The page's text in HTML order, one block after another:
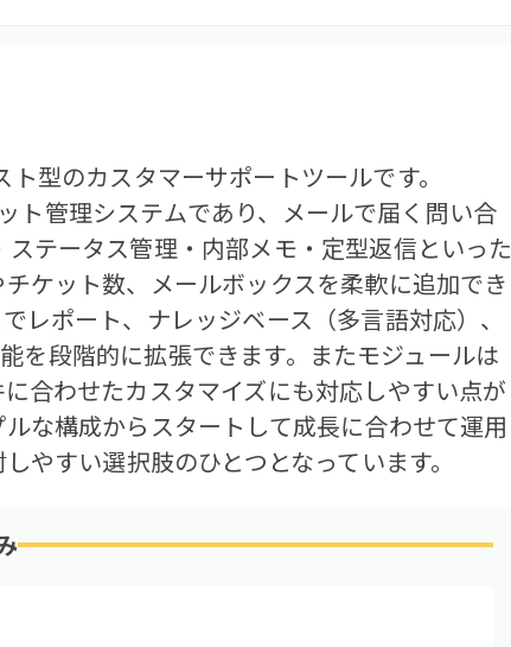
型のカスタマーサポートツールです。
ト管理システムであり、メールで届く問い合
テータス管理・内部メモ・定型返信といった
ケット数、メールボックスを柔軟に追加でき
レポート、ナレッジベース（多言語対応）、
を段階的に拡張できます。またモジュールは
合わせたカスタマイズにも対応しやすい点が
な構成からスタートして成長に合わせて運用
やすい選択肢のひとつとなっています。